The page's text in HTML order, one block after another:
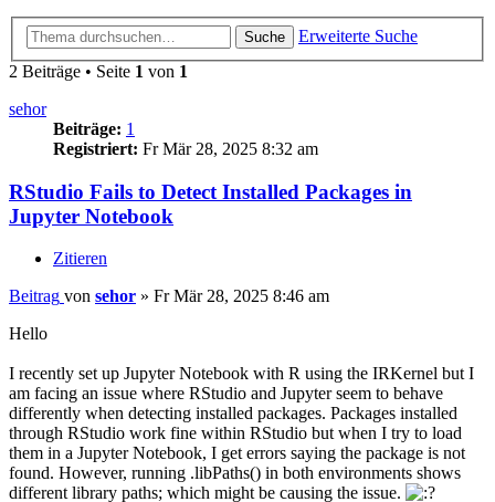
Suche
Erweiterte Suche
2 Beiträge • Seite 1 von 1
sehor
Beiträge: 1
Registriert: Fr Mär 28, 2025 8:32 am
RStudio Fails to Detect Installed Packages in
Jupyter Notebook
Zitieren
Beitrag von sehor » Fr Mär 28, 2025 8:46 am
Hello
I recently set up Jupyter Notebook with R using the IRKernel but I
am facing an issue where RStudio and Jupyter seem to behave
differently when detecting installed packages. Packages installed
through RStudio work fine within RStudio but when I try to load
them in a Jupyter Notebook, I get errors saying the package is not
found. However, running .libPaths() in both environments shows
different library paths; which might be causing the issue.